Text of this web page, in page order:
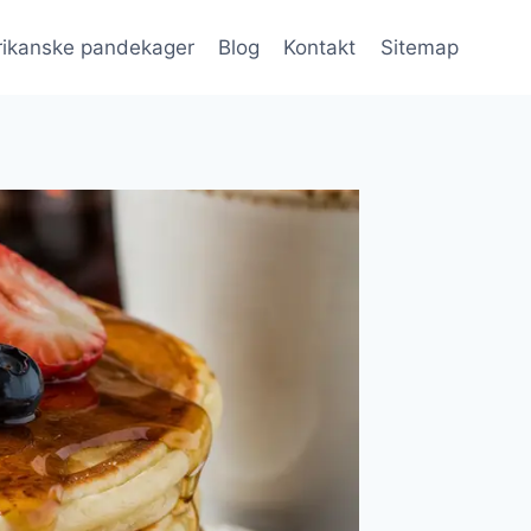
pandekager Blog Kontakt Sitemap